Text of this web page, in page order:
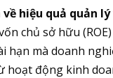
về hiệu quả quản
chủ sở hữu
hạn mà doanh
hoạt động kinh